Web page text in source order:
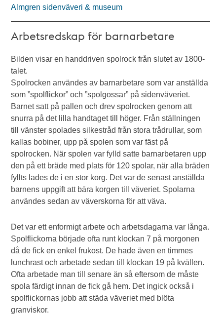
Almgren sidenväveri & museum
Arbetsredskap för barnarbetare
Bilden visar en handdriven spolrock från slutet av 1800-
talet.
Spolrocken användes av barnarbetare som var anställda
som ”spolflickor” och ”spolgossar” på sidenväveriet.
Barnet satt på pallen och drev spolrocken genom att
snurra på det lilla handtaget till höger. Från ställningen
till vänster spolades silkestråd från stora trådrullar, som
kallas bobiner, upp på spolen som var fäst på
spolrocken. När spolen var fylld satte barnarbetaren upp
den på ett bräde med plats för 120 spolar, när alla bräden
fyllts lades de i en stor korg. Det var de senast anställda
barnens uppgift att bära korgen till väveriet. Spolarna
användes sedan av väverskorna för att väva.
Det var ett enformigt arbete och arbetsdagarna var långa.
Spolflickorna började ofta runt klockan 7 på morgonen
då de fick en enkel frukost. De hade även en timmes
lunchrast och arbetade sedan till klockan 19 på kvällen.
Ofta arbetade man till senare än så eftersom de måste
spola färdigt innan de fick gå hem. Det ingick också i
spolflickornas jobb att städa väveriet med blöta
granviskor.